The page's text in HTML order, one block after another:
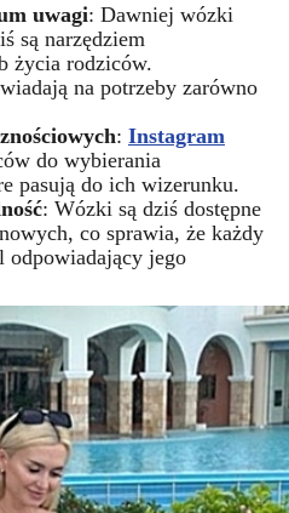
uwagi: Dawniej wózki
są narzędziem
życia rodziców.
na potrzeby zarówno
: Instagram
do wybierania
pasują do ich wizerunku.
: Wózki są dziś dostępne
co sprawia, że każdy
odpowiadający jego